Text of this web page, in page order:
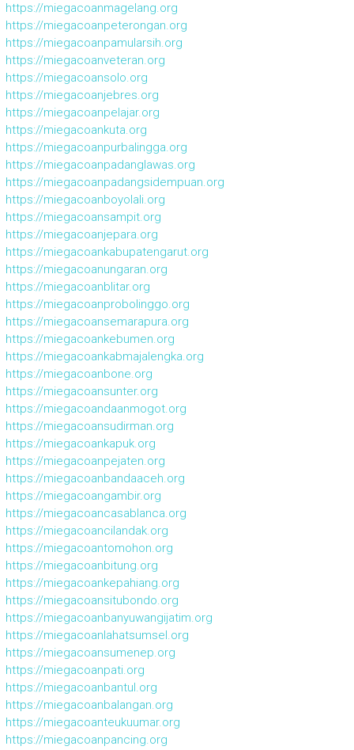
https://miegacoanmagelang.org
https://miegacoanpeterongan.org
https://miegacoanpamularsih.org
https://miegacoanveteran.org
https://miegacoansolo.org
https://miegacoanjebres.org
https://miegacoanpelajar.org
https://miegacoankuta.org
https://miegacoanpurbalingga.org
https://miegacoanpadanglawas.org
https://miegacoanpadangsidempuan.org
https://miegacoanboyolali.org
https://miegacoansampit.org
https://miegacoanjepara.org
https://miegacoankabupatengarut.org
https://miegacoanungaran.org
https://miegacoanblitar.org
https://miegacoanprobolinggo.org
https://miegacoansemarapura.org
https://miegacoankebumen.org
https://miegacoankabmajalengka.org
https://miegacoanbone.org
https://miegacoansunter.org
https://miegacoandaanmogot.org
https://miegacoansudirman.org
https://miegacoankapuk.org
https://miegacoanpejaten.org
https://miegacoanbandaaceh.org
https://miegacoangambir.org
https://miegacoancasablanca.org
https://miegacoancilandak.org
https://miegacoantomohon.org
https://miegacoanbitung.org
https://miegacoankepahiang.org
https://miegacoansitubondo.org
https://miegacoanbanyuwangijatim.org
https://miegacoanlahatsumsel.org
https://miegacoansumenep.org
https://miegacoanpati.org
https://miegacoanbantul.org
https://miegacoanbalangan.org
https://miegacoanteukuumar.org
https://miegacoanpancing.org